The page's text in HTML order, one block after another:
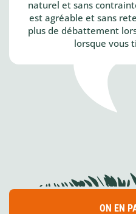
naturel et sans
est agréable et sans
plus de débattement
lorsque vous
ON EN